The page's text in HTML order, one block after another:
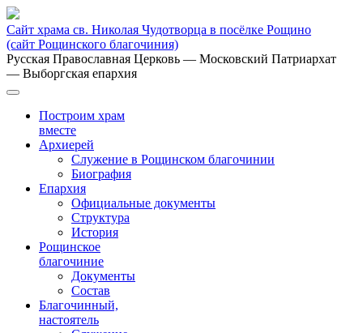
Сайт храма св. Николая Чудотворца в посёлке Рощино
(сайт Рощинского благочиния)
Русская Православная Церковь — Московский Патриархат
— Выборгская епархия
Построим храм
вместе
Архиерей
Служение в Рощинском благочинии
Биография
Епархия
Официальные документы
Структура
История
Рощинское
благочиние
Документы
Состав
Благочинный,
настоятель